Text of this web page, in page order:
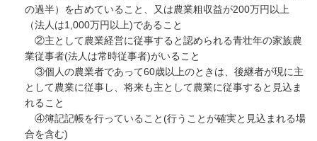
の過半）を占めていること、又は農業粗収益が200万円以上
（法人は1,000万円以上)であること
②主として農業経営に従事すると認められる青壮年の家族農
業従事者(法人は常時従事者)がいること
③個人の農業者であって60歳以上のときは、後継者が現に主
として農業に従事し、将来も主として農業に従事すると見込ま
れること
④簿記記帳を行っていること(行うことが確実と見込まれる場
合を含む)